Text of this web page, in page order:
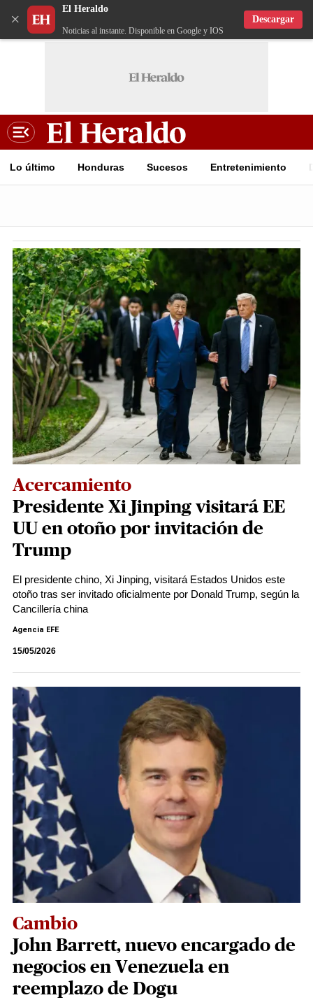
×
El Heraldo
Noticias al instante. Disponible en Google y IOS
Descargar
Lo último Honduras Sucesos Entretenimiento
Acercamiento
Presidente Xi Jinping visitará EE
UU en otoño por invitación de
Trump
El presidente chino, Xi Jinping, visitará Estados Unidos este
otoño tras ser invitado oficialmente por Donald Trump, según la
Cancillería china
Agencia EFE
15/05/2026
Cambio
John Barrett, nuevo encargado de
negocios en Venezuela en
reemplazo de Dogu